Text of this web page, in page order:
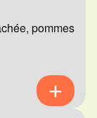
pommes